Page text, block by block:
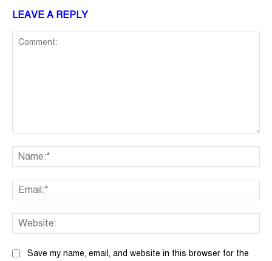
LEAVE A REPLY
Save my name, email, and website in this browser for the